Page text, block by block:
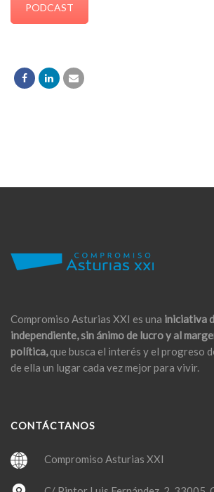
PODCAST
Compromiso Asturias XXI es una iniciativa
independiente, sin ánimo de lucro y al
política,que busca el interés y el progreso
de ella un lugar cada vez mejor para vivir.
CONTÁCTANOS
Compromiso Asturias XXI